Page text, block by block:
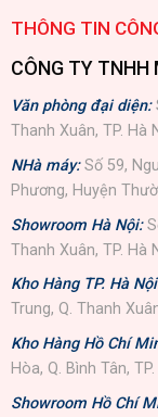
THÔNG TIN
CÔNG TY
Văn phòng đại diện:
Thanh Xuân, TP. Hà
NHà máy: Số 59,
Phương, Huyện
Showroom Hà Nội:
Thanh Xuân, TP. Hà
Kho Hàng TP. Hà
Trung, Q. Thanh
Kho Hàng Hồ Chí
Hòa, Q. Bình Tân, TP.
Showroom Hồ Chí